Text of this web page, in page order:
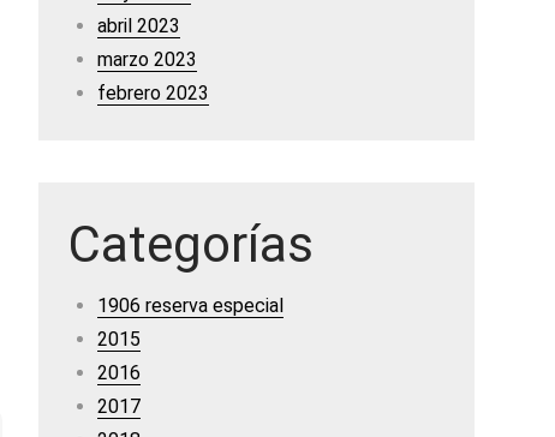
abril 2023
marzo 2023
febrero 2023
Categorías
1906 reserva especial
2015
2016
2017